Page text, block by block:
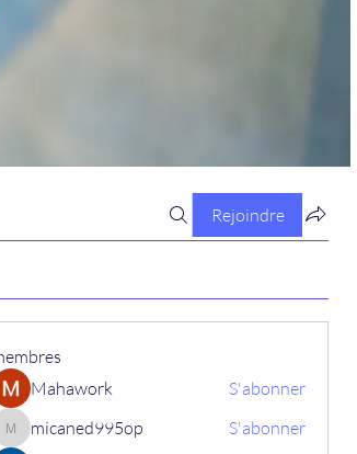
Rejoindre
Mahawork
S'abonner
micaned995op
micaned995op
S'abonner